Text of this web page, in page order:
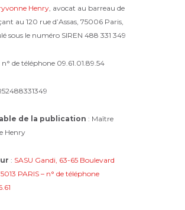
Henry, avocat au barreau de
au 120 rue d’Assas, 75006 Paris,
sous le numéro SIREN 488 331 349
n° de téléphone 09.61.01.89.54
de la publication : Maître
Henry
: SASU Gandi, 63-65 Boulevard
PARIS – n° de téléphone